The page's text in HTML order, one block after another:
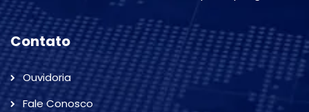
Contato
Ouvidoria
Fale Conosco